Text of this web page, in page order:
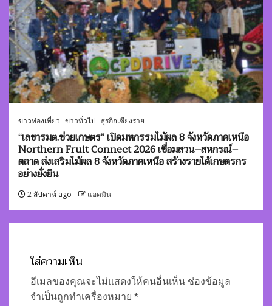
ข่าวท่องเที่ยว ข่าวทั่วไป ธุรกิจเชียงราย
“เลขารมต.ช่วยเกษตร” เปิดมหกรรมไม้ผล 8 จังหวัดภาคเหนือ
Northern Fruit Connect 2026 เชื่อมสวน–สหกรณ์–
ตลาด ส่งเสริมไม้ผล 8 จังหวัดภาคเหนือ สร้างรายได้เกษตรกร
อย่างยั่งยืน
2 สัปดาห์ ago แอดมิน
ใส่ความเห็น
อีเมลของคุณจะไม่แสดงให้คนอื่นเห็น ช่องข้อมูล
จำเป็นถูกทำเครื่องหมาย *